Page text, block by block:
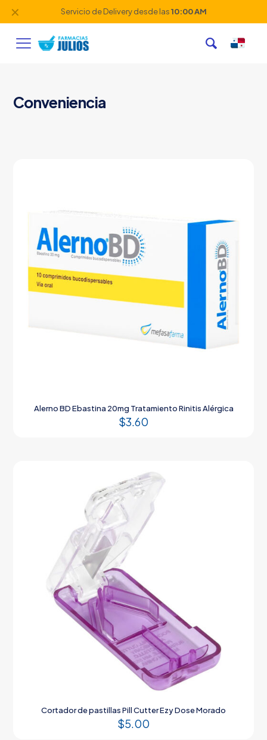
Servicio de Delivery desde las10:00 AM
✕
Conveniencia
Alerno BD Ebastina 20mg Tratamiento Rinitis Alérgica
$3.60
Cortador de pastillas Pill Cutter Ezy Dose Morado
$5.00